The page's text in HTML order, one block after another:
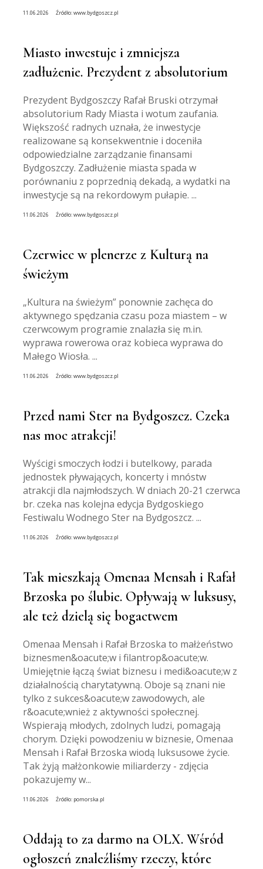
11.06.2026 Źródło:www.bydgoszcz.pl
Miasto inwestuje i zmniejsza
zadłużenie. Prezydent z absolutorium
Prezydent Bydgoszczy Rafał Bruski otrzymał
absolutorium Rady Miasta i wotum zaufania.
Większość radnych uznała, że inwestycje
realizowane są konsekwentnie i doceniła
odpowiedzialne zarządzanie finansami
Bydgoszczy. Zadłużenie miasta spada w
porównaniu z poprzednią dekadą, a wydatki na
inwestycje są na rekordowym pułapie. ...
11.06.2026 Źródło:www.bydgoszcz.pl
Czerwiec w plenerze z Kulturą na
świeżym
„Kultura na świeżym” ponownie zachęca do
aktywnego spędzania czasu poza miastem – w
czerwcowym programie znalazła się m.in.
wyprawa rowerowa oraz kobieca wyprawa do
Małego Wiosła. ...
11.06.2026 Źródło:www.bydgoszcz.pl
Przed nami Ster na Bydgoszcz. Czeka
nas moc atrakcji!
Wyścigi smoczych łodzi i butelkowy, parada
jednostek pływających, koncerty i mnóstw
atrakcji dla najmłodszych. W dniach 20-21 czerwca
br. czeka nas kolejna edycja Bydgoskiego
Festiwalu Wodnego Ster na Bydgoszcz. ...
11.06.2026 Źródło:www.bydgoszcz.pl
Tak mieszkają Omenaa Mensah i Rafał
Brzoska po ślubie. Opływają w luksusy,
ale też dzielą się bogactwem
Omenaa Mensah i Rafał Brzoska to małżeństwo
biznesmen&oacute;w i filantrop&oacute;w.
Umiejętnie łączą świat biznesu i medi&oacute;w z
działalnością charytatywną. Oboje są znani nie
tylko z sukces&oacute;w zawodowych, ale
r&oacute;wnież z aktywności społecznej.
Wspierają młodych, zdolnych ludzi, pomagają
chorym. Dzięki powodzeniu w biznesie, Omenaa
Mensah i Rafał Brzoska wiodą luksusowe życie.
Tak żyją małżonkowie miliarderzy - zdjęcia
pokazujemy w...
11.06.2026 Źródło: pomorska.pl
Oddają to za darmo na OLX. Wśród
ogłoszeń znaleźliśmy rzeczy, które